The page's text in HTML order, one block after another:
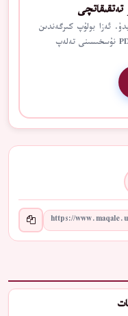
تەتقىقاتچى
ئەزا بولۇپ كىرگەندىن
كېيىن باشقۇرغۇچىدىن بۇ ماقالىنىڭ PDF نۇسخىسىنى تەلەپ